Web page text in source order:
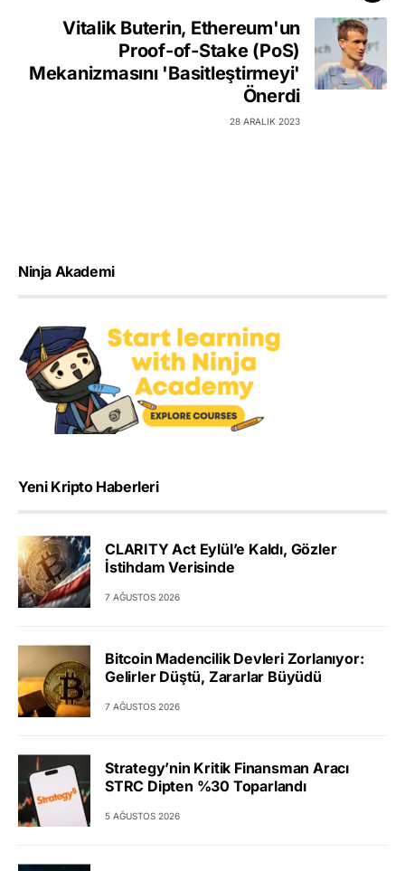
Vitalik Buterin, Ethereum'un
Proof-of-Stake (PoS)
Mekanizmasını 'Basitleştirmeyi'
Önerdi
28 ARALIK 2023
Ninja Akademi
Yeni Kripto Haberleri
CLARITY Act Eylül’e Kaldı, Gözler
İstihdam Verisinde
7 AĞUSTOS 2026
Bitcoin Madencilik Devleri Zorlanıyor:
Gelirler Düştü, Zararlar Büyüdü
7 AĞUSTOS 2026
Strategy’nin Kritik Finansman Aracı
STRC Dipten %30 Toparlandı
5 AĞUSTOS 2026